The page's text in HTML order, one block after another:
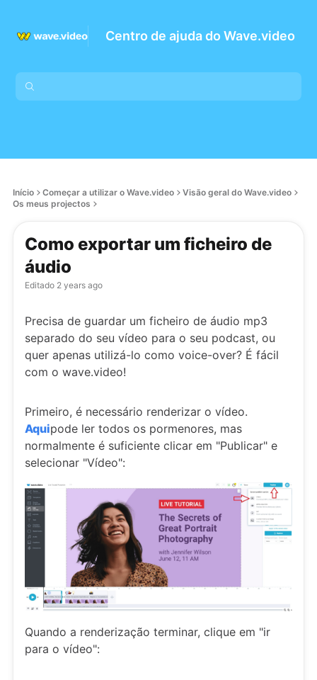
Centro de ajuda do Wave.video
Início Começar a utilizar o Wave.video
Visão geral do Wave.video
Os meus projectos
Como exportar um ficheiro de
áudio
Editado 2 years ago
Precisa de guardar um ficheiro de áudio mp3
separado do seu vídeo para o seu podcast, ou
quer apenas utilizá-lo como voice-over? É fácil
com o wave.video!
Primeiro, é necessário renderizar o vídeo.
Aquipode ler todos os pormenores, mas
normalmente é suficiente clicar em "Publicar" e
selecionar "Vídeo":
Quando a renderização terminar, clique em "ir
para o vídeo":